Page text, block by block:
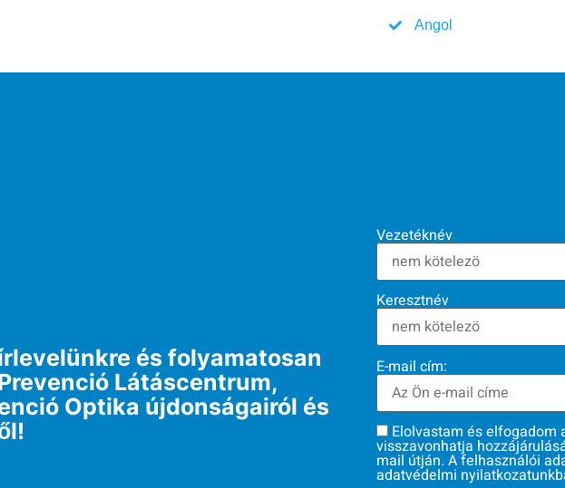
Angol
és folyamatosan
Látáscentrum,
Optika újdonságairól és
Vezetéknév
Keresztnév
E-mail cím:
Elolvastam és elfogadom
visszavonhatja
mail útján. A felhasználói
adatvédelmi